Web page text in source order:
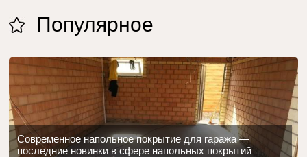
Популярное
Современное напольное покрытие для гаража —
последние новинки в сфере напольных покрытий